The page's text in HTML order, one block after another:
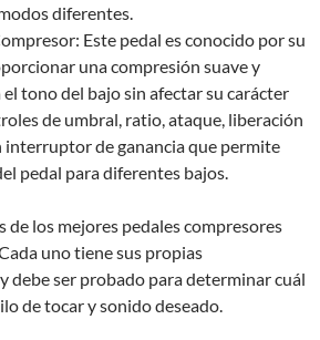
diferentes.
Este pedal es conocido por su
una compresión suave y
tono del bajo sin afectar su carácter
de umbral, ratio, ataque, liberación
interruptor de ganancia que permite
pedal para diferentes bajos.
de los mejores pedales compresores
uno tiene sus propias
debe ser probado para determinar cuál
de tocar y sonido deseado.